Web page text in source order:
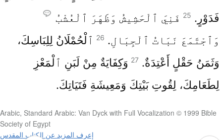
فَدَوْرٍ. 25 فَنِيَ ٱلْحَشِيشُ وَظَهَرَ ٱلْعُشْبُ
وَٱجْتَمَعَ نَبَاتُ ٱلْجِبَالِ. 26 ٱلْحُمْلَانُ لِلِبَاسِكَ،
وَثَمَنُ حَقْلٍ أَعْتِدَةٌ. 27 وَكِفَايَةٌ مِنْ لَبَنِ ٱلْمَعْزِ
لِطَعَامِكَ، لِقُوتِ بَيْتِكَ وَمَعِيشَةِ فَتَيَاتِكَ.
Arabic, Standard Arabic: Van Dyck with Full Vocalization © 1999 Bible
Society of Egypt
إعرف المزيد عن الكتاب المقدس